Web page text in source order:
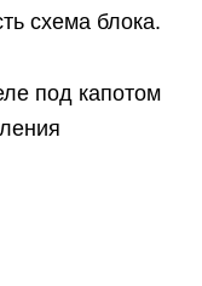
схема блока.